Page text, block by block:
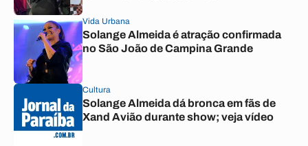
Vida Urbana
Solange Almeida é atração confirmada
no São João de Campina Grande
Cultura
Solange Almeida dá bronca em fãs de
Xand Avião durante show; veja vídeo